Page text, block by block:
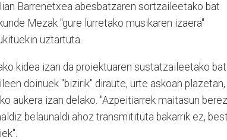
Barrenetxea abesbatzaren sortzaileetako bat
Mezak "gure lurretako musikaren izaera"
uztartuta.
kidea izan da proiektuaren sustatzaileetako bat.
doinuek "bizirik" diraute, urte askoan plazetan,
aukera izan delako. "Azpeitiarrek maitasun
belaunaldi ahoz transmitituta bakarrik ez,